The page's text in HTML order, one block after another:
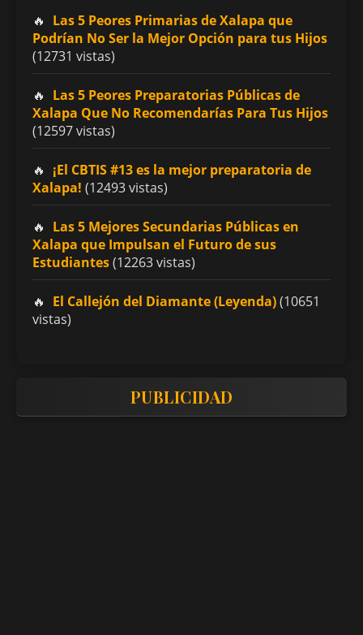
Las 5 Peores Primarias de Xalapa que
Podrían No Ser la Mejor Opción para tus Hijos
(12731 vistas)
Las 5 Peores Preparatorias Públicas de
Xalapa Que No Recomendarías Para Tus Hijos
(12597 vistas)
¡El CBTIS #13 es la mejor preparatoria de
Xalapa! (12493 vistas)
Las 5 Mejores Secundarias Públicas en
Xalapa que Impulsan el Futuro de sus
Estudiantes(12263 vistas)
El Callejón del Diamante (Leyenda)(10651
vistas)
PUBLICIDAD